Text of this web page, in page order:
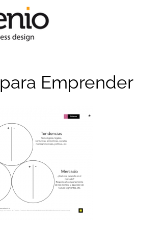
Emprender